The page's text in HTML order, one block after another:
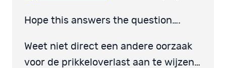
Hope this answers the question….
Weet niet direct een andere oorzaak
voor de prikkeloverlast aan te wijzen…